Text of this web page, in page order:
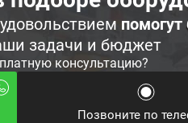
помогут
задачи и бюджет
консультацию?
Позвоните по